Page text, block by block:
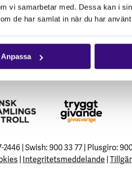
vi samarbetar med. Dessa kan i
de har samlat in när du har
Anpassa
| Swish: 900 33 77 | Plusgiro:
| Integritetsmeddelande |